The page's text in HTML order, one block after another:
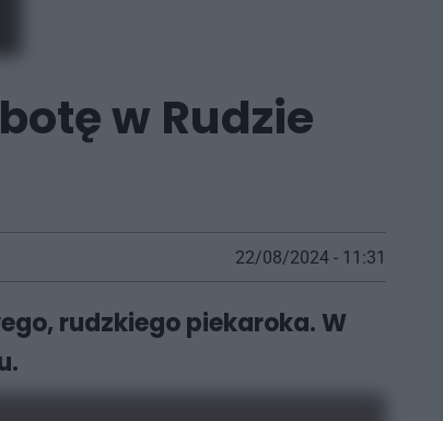
w Rudzie
22/08/2024 - 11:31
rudzkiego piekaroka. W